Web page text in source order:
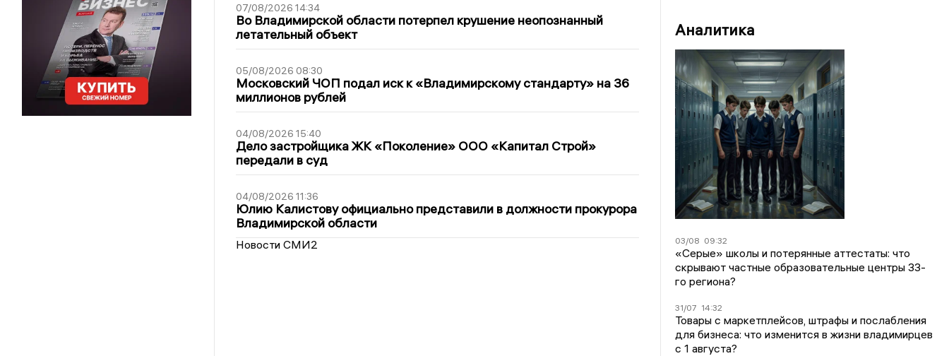
07/08/2026 14:34
Во Владимирской области потерпел крушение неопознанный
летательный объект
05/08/2026 08:30
Московский ЧОП подал иск к «Владимирскому стандарту» на 36
миллионов рублей
04/08/2026 15:40
Дело застройщика ЖК «Поколение» ООО «Капитал Строй»
передали в суд
04/08/2026 11:36
Юлию Калистову официально представили в должности прокурора
Владимирской области
Новости СМИ2
Аналитика
03/08 09:32
«Серые» школы и потерянные аттестаты: что
скрывают частные образовательные центры 33-
го региона?
31/07 14:32
Товары с маркетплейсов, штрафы и послабления
для бизнеса: что изменится в жизни владимирцев
с 1 августа?